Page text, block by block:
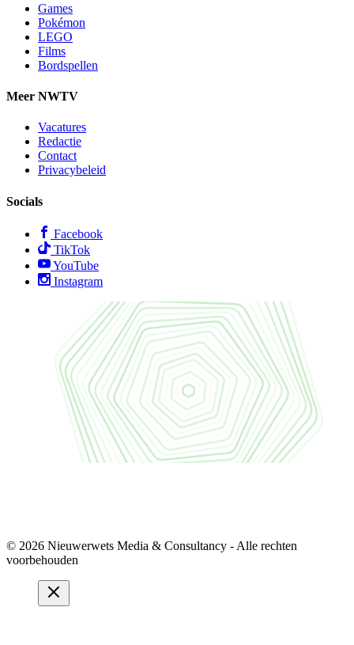
Games
Pokémon
LEGO
Films
Bordspellen
Meer NWTV
Vacatures
Redactie
Contact
Privacybeleid
Socials
Facebook
TikTok
YouTube
Instagram
© 2026 Nieuwerwets Media & Consultancy - Alle rechten
voorbehouden